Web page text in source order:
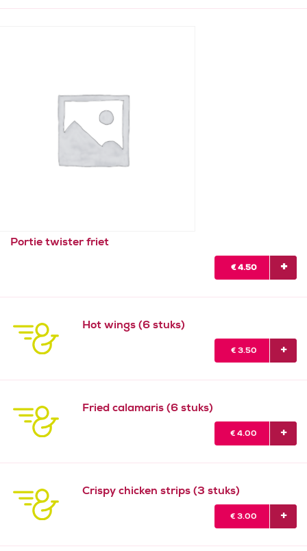
Portie twister friet
€4.50
Hot wings (6 stuks)
€ 3.50
Fried calamaris (6 stuks)
€ 4.00
Crispy chicken strips (3 stuks)
€ 3.00